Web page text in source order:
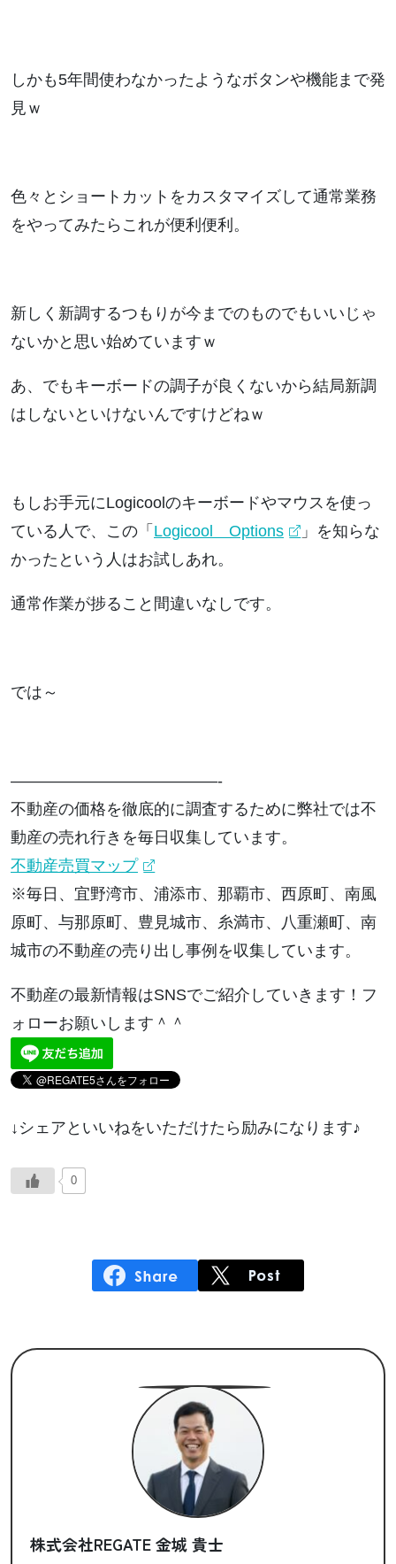
しかも5年間使わなかったようなボタンや機能まで発
見ｗ
色々とショートカットをカスタマイズして通常業務
をやってみたらこれが便利便利。
新しく新調するつもりが今までのものでもいいじゃ
ないかと思い始めていますｗ
あ、でもキーボードの調子が良くないから結局新調
はしないといけないんですけどねｗ
もしお手元にLogicoolのキーボードやマウスを使っ
ている人で、この「 Logicool Options
」を知らな
かったという人はお試しあれ。
通常作業が捗ること間違いなしです。
では～
—————————————-
不動産の価格を徹底的に調査するために弊社では不
動産の売れ行きを毎日収集しています。
不動産売買マップ
※毎日、宜野湾市、浦添市、那覇市、西原町、南風
原町、与那原町、豊見城市、糸満市、八重瀬町、南
城市の不動産の売り出し事例を収集しています。
不動産の最新情報はSNSでご紹介していきます！フ
ォローお願いします＾＾
↓シェアといいねをいただけたら励みになります♪
0
株式会社REGATE 金城 貴士